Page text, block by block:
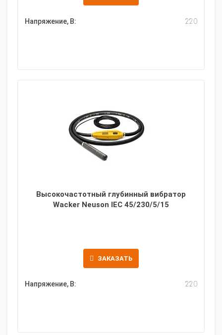
Напряжение, В: 220
Высокочастотный глубинный вибратор
Wacker Neuson IEC 45/230/5/15
ЗАКАЗАТЬ
Напряжение, В: 220